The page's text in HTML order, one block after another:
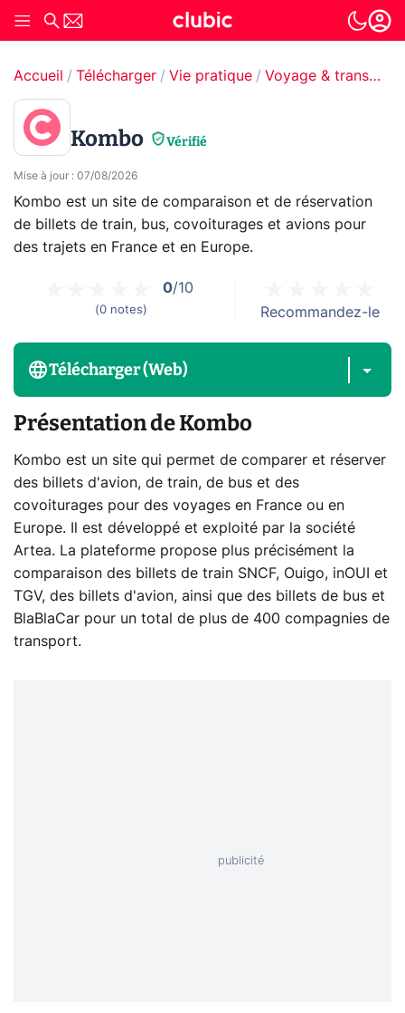
Accueil Télécharger Vie pratique Voyage & transport
Kombo Vérifié
Mise à jour : 07/08/2026
Kombo est un site de comparaison et de réservation
de billets de train, bus, covoiturages et avions pour
des trajets en France et en Europe.
0/10
(0 notes) Recommandez-le
Télécharger (Web)
Présentation de Kombo
Kombo est un site qui permet de comparer et réserver
des billets d'avion, de train, de bus et des
covoiturages pour des voyages en France ou en
Europe. Il est développé et exploité par la société
Artea. La plateforme propose plus précisément la
comparaison des billets de train SNCF, Ouigo, inOUI et
TGV, des billets d'avion, ainsi que des billets de bus et
BlaBlaCar pour un total de plus de 400 compagnies de
transport.